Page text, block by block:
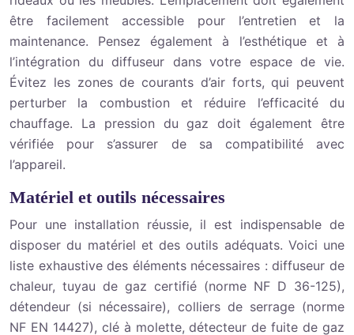
être facilement accessible pour l’entretien et la
maintenance. Pensez également à l’esthétique et à
l’intégration du diffuseur dans votre espace de vie.
Évitez les zones de courants d’air forts, qui peuvent
perturber la combustion et réduire l’efficacité du
chauffage. La pression du gaz doit également être
vérifiée pour s’assurer de sa compatibilité avec
l’appareil.
Matériel et outils nécessaires
Pour une installation réussie, il est indispensable de
disposer du matériel et des outils adéquats. Voici une
liste exhaustive des éléments nécessaires : diffuseur de
chaleur, tuyau de gaz certifié (norme NF D 36-125),
détendeur (si nécessaire), colliers de serrage (norme
NF EN 14427), clé à molette, détecteur de fuite de gaz